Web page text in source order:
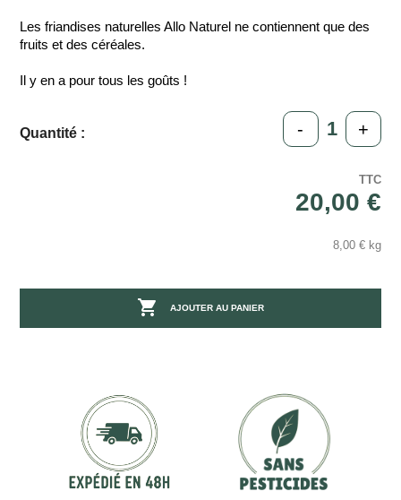
Les friandises naturelles Allo Naturel ne contiennent que des
fruits et des céréales.
Il y en a pour tous les goûts !
Quantité : - +
TTC
20,00 €
8,00 € kg
 AJOUTER AU PANIER